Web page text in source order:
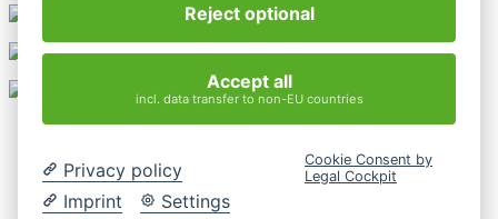
Kontakt
Datenschutzerklärung
Mediathek
Login
Reject optional
Accept all
incl. data transfer to non-EU countries
Privacy policy
Imprint
Settings
Cookie Consent by
Legal Cockpit